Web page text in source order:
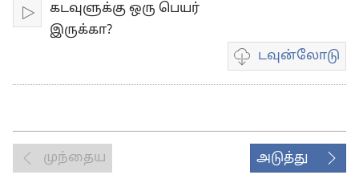
இயக்கவும்
கடவுளுக்கு ஒரு பெயர்
இருக்கா?
டவுன்லோடு
வீடியோ
பதிவுகள்
தெரிவுகள்
முந்தைய
அடுத்து